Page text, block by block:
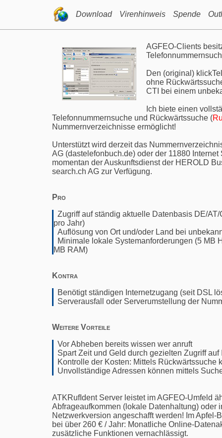
Download Virenhinweis Spende
AGFEO-Clients
Den (original)
ohne
CTI bei einem
Ich biete einen
Telefonnummernsuche und Rückwärtssuche (
Nummernverzeichnisse ermöglicht!
Unterstützt wird derzeit das
AG (dastelefonbuch.de) oder der 11880
momentan der Auskunftsdienst der HEROLD
search.ch AG zur Verfügung.
Pro
Zugriff auf ständig aktuelle Datenbasis DE/
pro Jahr)
Auflösung von Ort und/oder Land bei
Minimale lokale Systemanforderungen (5 MB
MB RAM)
Kontra
Benötigt ständigen Internetzugang (seit DSL
Serverausfall oder Serverumstellung der
Weitere Vorteile
Vor Abheben bereits wissen wer anruft
Spart Zeit und Geld durch gezielten Zugriff
Kontrolle der Kosten: Mittels
Unvollständige Adressen können mittels
ATKRufIdent Server leistet im AGFEO-Umfeld
Abfrageaufkommen (lokale Datenhaltung)
Netzwerkversion angeschafft werden! Im
bei über 260 € / Jahr: Monatliche Online-
zusätzliche Funktionen vernachlässigt.